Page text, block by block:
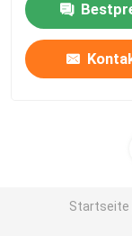
Startseite